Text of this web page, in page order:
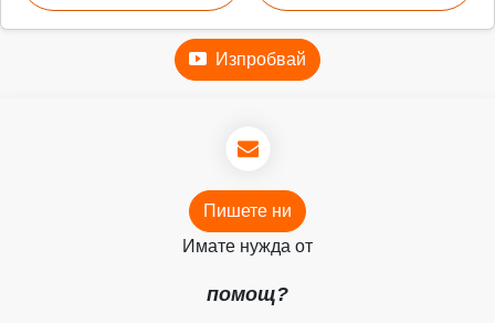
Изпробвай
Пишете ни
Имате нужда от
помощ?